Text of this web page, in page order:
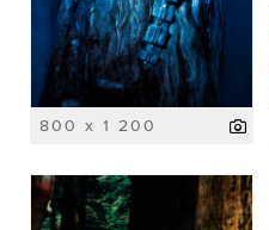
800 x 1 200